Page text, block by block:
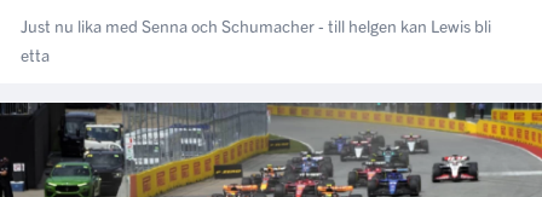
Just nu lika med Senna och Schumacher - till helgen kan Lewis bli
etta